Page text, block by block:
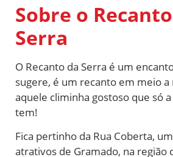
Sobre o
Serra
O Recanto da Serra é um
sugere, é um recanto em meio a
aquele climinha gostoso que só a
tem!
Fica pertinho da Rua Coberta,
atrativos de Gramado, na região